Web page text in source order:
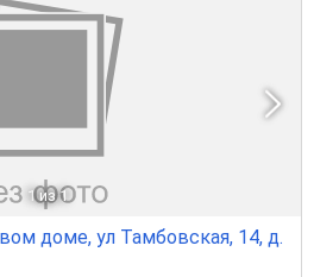
1 из 1
доме, ул Тамбовская, 14, д.